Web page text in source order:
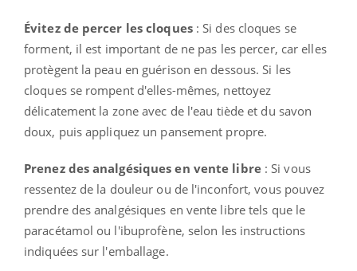
Évitez de percer les cloques: Si des cloques se
forment, il est important de ne pas les percer, car elles
protègent la peau en guérison en dessous. Si les
cloques se rompent d'elles-mêmes, nettoyez
délicatement la zone avec de l'eau tiède et du savon
doux, puis appliquez un pansement propre.
Prenez des analgésiques en vente libre: Si vous
ressentez de la douleur ou de l'inconfort, vous pouvez
prendre des analgésiques en vente libre tels que le
paracétamol ou l'ibuprofène, selon les instructions
indiquées sur l'emballage.